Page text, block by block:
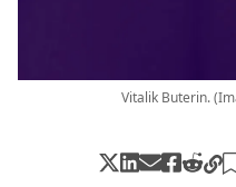
Vitalik Buterin.